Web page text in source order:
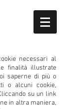
necessari al
finalità illustrate
saperne di più o
o alcuni cookie,
su un link
in altra maniera,